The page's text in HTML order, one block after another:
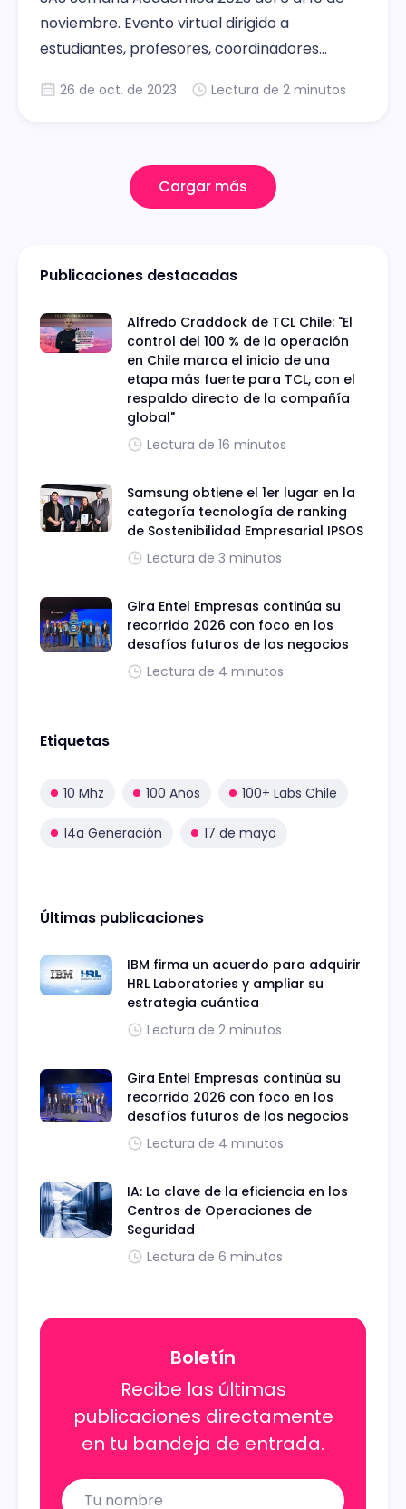
noviembre. Evento virtual dirigido a
estudiantes, profesores, coordinadores
26 de oct. de 2023 Lectura de 2 minutos
Cargar más
Publicaciones destacadas
Alfredo Craddock de TCL Chile: "El
control del 100 % de la operación
en Chile marca el inicio de una
etapa más fuerte para TCL, con el
respaldo directo de la compañía
global"
Lectura de 16 minutos
Samsung obtiene el 1er lugar en la
categoría tecnología de ranking
de Sostenibilidad Empresarial IPSOS
Lectura de 3 minutos
Gira Entel Empresas continúa su
recorrido 2026 con foco en los
desafíos futuros de los negocios
Lectura de 4 minutos
Etiquetas
10 Mhz 100 Años 100+ Labs Chile
14a Generación 17 de mayo
Últimas publicaciones
IBM firma un acuerdo para adquirir
HRL Laboratories y ampliar su
estrategia cuántica
Lectura de 2 minutos
Gira Entel Empresas continúa su
recorrido 2026 con foco en los
desafíos futuros de los negocios
Lectura de 4 minutos
IA: La clave de la eficiencia en los
Centros de Operaciones de
Seguridad
Lectura de 6 minutos
Boletín
Recibe las últimas
publicaciones directamente
en tu bandeja de entrada.
Name
Email